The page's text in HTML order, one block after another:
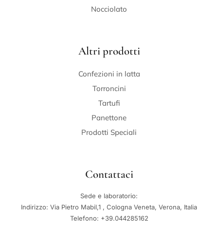
Nocciolato
Altri prodotti
Confezioni in latta
Torroncini
Tartufi
Panettone
Prodotti Speciali
Contattaci
Sede e laboratorio:
Indirizzo: Via Pietro Mabil,1 , Cologna Veneta, Verona, Italia
Telefono: +39.044285162